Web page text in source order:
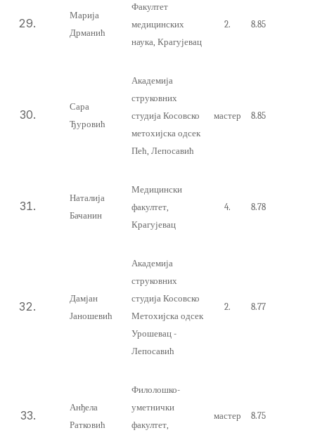
Марија
Дрманић
Факултет
медицинских
наука, Крагујевац
2. 8.85
Сара
Ђуровић
Академија
струковних
студија Косовско
метохијска одсек
Пећ, Лепосавић
мастер 8.85
Наталија
Бачанин
Медицински
факултет,
Крагујевац
4. 8.78
Дамјан
Јаношевић
Академија
струковних
студија Косовско
Метохијска одсек
Урошевац -
Лепосавић
2. 8.77
Анђела
Ратковић
Филолошко-
уметнички
факултет,
мастер 8.75